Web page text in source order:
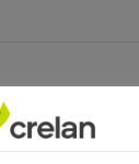
handicapées